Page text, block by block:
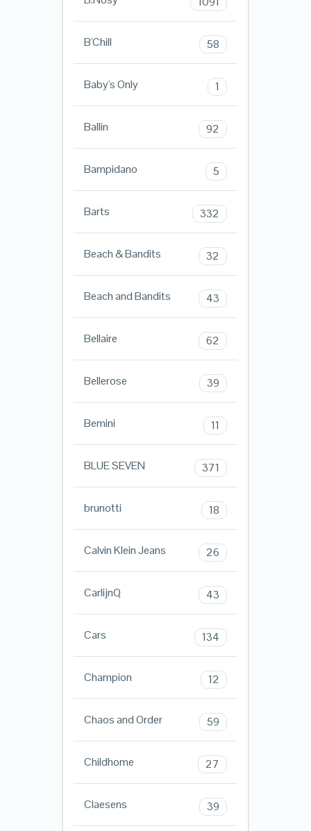
B'Chill 58
Baby's Only 1
Ballin 92
Bampidano 5
Barts 332
Beach & Bandits 32
Beach and Bandits 43
Bellaire 62
Bellerose 39
Bemini 11
BLUE SEVEN 371
brunotti 18
Calvin Klein Jeans 26
CarlijnQ 43
Cars 134
Champion 12
Chaos and Order 59
Childhome 27
Claesens 39